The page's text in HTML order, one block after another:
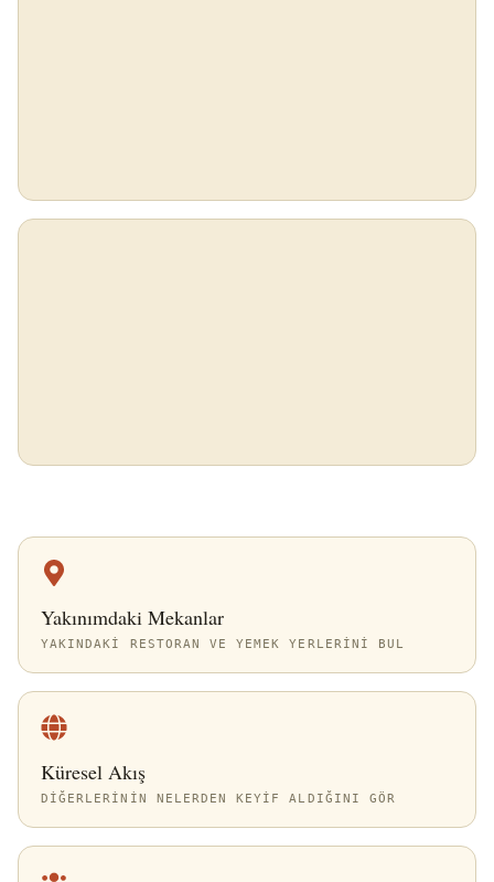
Yakınımdaki Mekanlar
YAKINDAKI RESTORAN VE YEMEK YERLERINI BUL
Küresel Akış
DIĞERLERININ NELERDEN KEYIF ALDIĞINI GÖR